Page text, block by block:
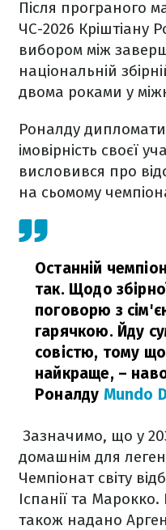
Після програного
ЧС-2026 Кріштіану
вибором між
національній
двома роками у
Роналду
імовірність своєї
висловився про
на сьомому
Останній
так. Щодо
поговорю з
гарячкою. Йду
совістю, тому
найкраще, –
Роналду Mundo
Зазначимо, що у
домашнім для
Чемпіонат світу
Іспанії та Марокко.
також надано